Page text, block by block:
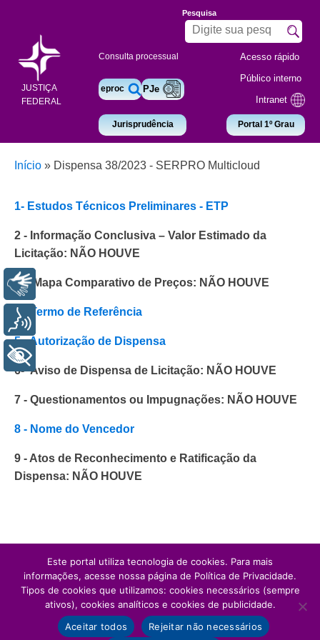
JUSTIÇA
FEDERAL
Consulta processual
eproc PJe
Jurisprudência
Pesquisa
Acesso rápido
Público interno
Intranet
Portal 1º Grau
Início » Dispensa 38/2023 - SERPRO Multicloud
1- Estudos Técnicos Preliminares - ETP
2 - Informação Conclusiva – Valor Estimado da
Licitação: NÃO HOUVE
3 - Mapa Comparativo de Preços: NÃO HOUVE
4 - Termo de Referência
5 - Autorização de Dispensa
6- Aviso de Dispensa de Licitação: NÃO HOUVE
7 - Questionamentos ou Impugnações: NÃO HOUVE
8 - Nome do Vencedor
9 - Atos de Reconhecimento e Ratificação da
Dispensa: NÃO HOUVE
Este portal utiliza tecnologia de cookies. Para mais
informações, acesse nossa página de Política de Privacidade.
Tipos de cookies que utilizamos: cookies necessários (sempre
ativos), cookies analíticos e cookies de publicidade.
Aceitar todos
Rejeitar não necessários
Libras
Voz